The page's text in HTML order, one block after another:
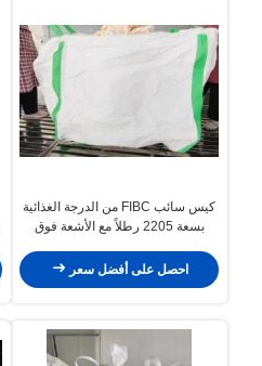
كيس سائب FIBC من الدرجة الغذائية
بسعة 2205 رطلاً مع الأشعة فوق
احصل على أفضل سعر